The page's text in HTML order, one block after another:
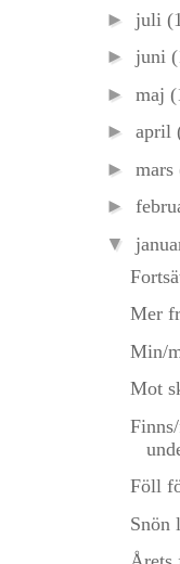
► juli
► juni
► maj
► april
► mars
►
▼
Mer
Min/
Mot
Föll
Snön